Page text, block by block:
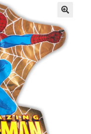
Rozwiń
menu